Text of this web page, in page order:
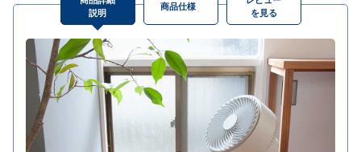
説明
商品仕様
を見る